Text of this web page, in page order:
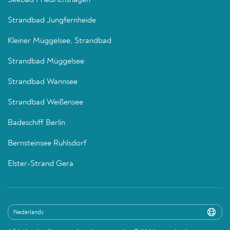
Strandbad Jungfernheide
Kleiner Müggelsee, Strandbad
Strandbad Müggelsee
Strandbad Wannsee
Strandbad Weißensee
Badeschiff Berlin
Bernsteinsee Ruhlsdorf
Elster-Strand Gera